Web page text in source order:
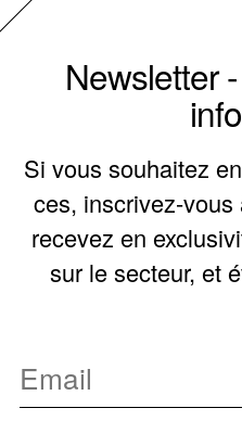
Newsletter
Si vous souhaitez
ces, inscrivez-
recevez en
sur le secteur, et